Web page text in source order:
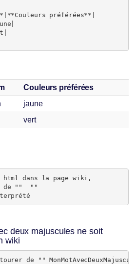
préférées**|
Couleurs préférées
jaune
vert
html dans la page wiki,
de ""
""
deux majuscules ne soit
wiki
de ""